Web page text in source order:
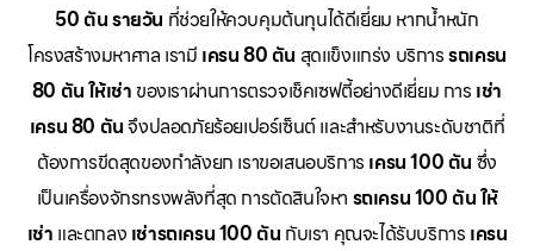
50 ตัน รายวัน ที่ช่วยให้ควบคุมต้นทุนได้ดีเยี่ยม หากน้ำหนัก
โครงสร้างมหาศาล เรามี เครน 80 ตัน สุดแข็งแกร่ง บริการรถเครน
80 ตัน ให้เช่า ของเราผ่านการตรวจเช็คเซฟตี้อย่างดีเยี่ยม การ เช่า
เครน 80 ตันจึงปลอดภัยร้อยเปอร์เซ็นต์ และสำหรับงานระดับชาติที่
ต้องการขีดสุดของกำลังยก เราขอเสนอบริการ เครน 100 ตัน ซึ่ง
เป็นเครื่องจักรทรงพลังที่สุด การตัดสินใจหา รถเครน 100 ตัน ให้
เช่า และตกลง เช่ารถเครน 100 ตัน กับเรา คุณจะได้รับบริการ เครน